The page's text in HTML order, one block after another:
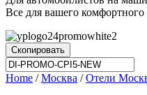
Все для вашего
Скопировать
Home /Москва /Отели